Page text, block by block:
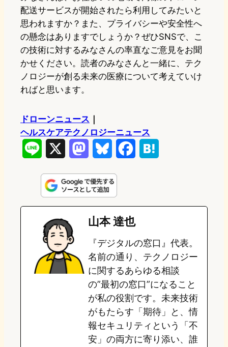
配送サービスが開始されたら利用してみたいと
思われますか？また、プライバシーや安全性へ
の懸念はありますでしょうか？ぜひSNSで、こ
の技術に対するみなさんの率直なご意見をお聞
かせください。読者のみなさんと一緒に、テク
ノロジーが創る未来の医療について考えていけ
ればと思います。
ドローンニュース
ヘルスケアテクノロジーニュース
n
e
s
t
o
o
n
u
e
s
k
e
b
o
o
k
e
a
山本 達也
『デジタルの窓口』代表。
名前の通り、テクノロジー
に関するあらゆる相談
の”最初の窓口”になること
が私の役割です。未来技術
がもたらす「期待」と、情
報セキュリティという「不
安」の両方に寄り添い、誰